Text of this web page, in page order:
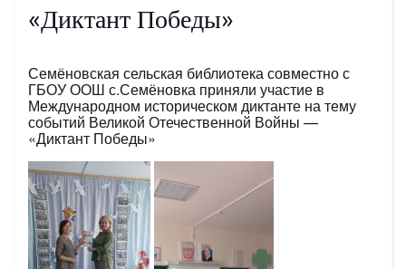
«Диктант Победы»
Семёновская сельская библиотека совместно с
ГБОУ ООШ с.Семёновка приняли участие в
Международном историческом диктанте на тему
событий Великой Отечественной Войны —
«Диктант Победы»